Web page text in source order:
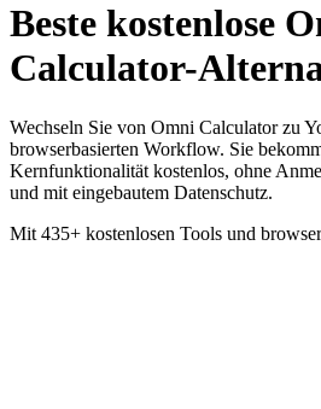
Beste kostenlose
Calculator-
Wechseln Sie von Omni Calculator zu
browserbasierten Workflow. Sie
Kernfunktionalität kostenlos, ohne
und mit eingebautem Datenschutz.
Mit 435+ kostenlosen Tools und